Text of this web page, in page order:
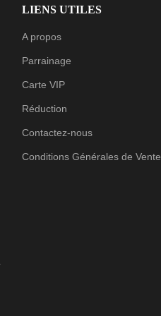
LIENS UTILES
A propos
Parrainage
Carte VIP
Réduction
Contactez-nous
Conditions Générales de Vente